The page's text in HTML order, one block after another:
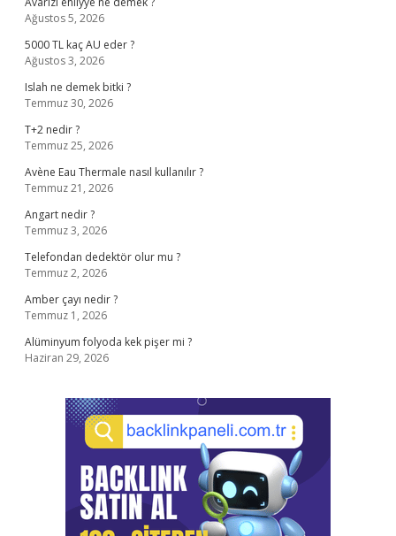
Ağustos 5, 2026
5000 TL kaç AU eder ?
Ağustos 3, 2026
Islah ne demek bitki ?
Temmuz 30, 2026
T+2 nedir ?
Temmuz 25, 2026
Avène Eau Thermale nasıl kullanılır ?
Temmuz 21, 2026
Angart nedir ?
Temmuz 3, 2026
Telefondan dedektör olur mu ?
Temmuz 2, 2026
Amber çayı nedir ?
Temmuz 1, 2026
Alüminyum folyoda kek pişer mi ?
Haziran 29, 2026